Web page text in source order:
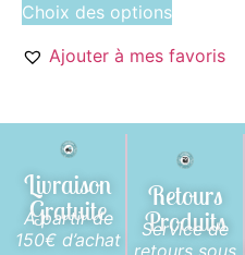
Choix des options
Ajouter à mes favoris
Livraison
Gratuite
A partir de
150€ d’achat
Retours
Produits
Service de